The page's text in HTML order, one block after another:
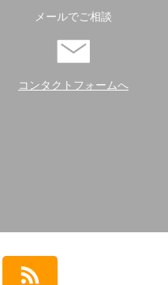
メールでご相談
コンタクトフォームへ